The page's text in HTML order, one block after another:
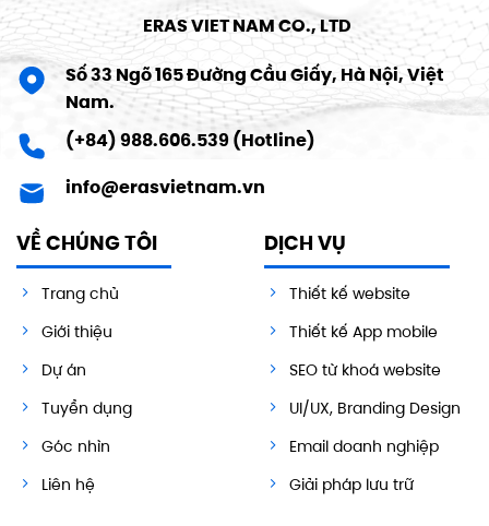
ERAS VIET NAM CO., LTD
Số 33 Ngõ 165 Đường Cầu Giấy, Hà Nội, Việt
Nam.
(+84) 988.606.539 (Hotline)
info@erasvietnam.vn
VỀ CHÚNG TÔI
Trang chủ
Giới thiệu
Dự án
Tuyển dụng
Góc nhìn
Liên hệ
DỊCH VỤ
Thiết kế website
Thiết kế App mobile
SEO từ khoá website
UI/UX, Branding Design
Email doanh nghiệp
Giải pháp lưu trữ